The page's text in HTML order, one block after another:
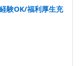
験OK/福利厚生充